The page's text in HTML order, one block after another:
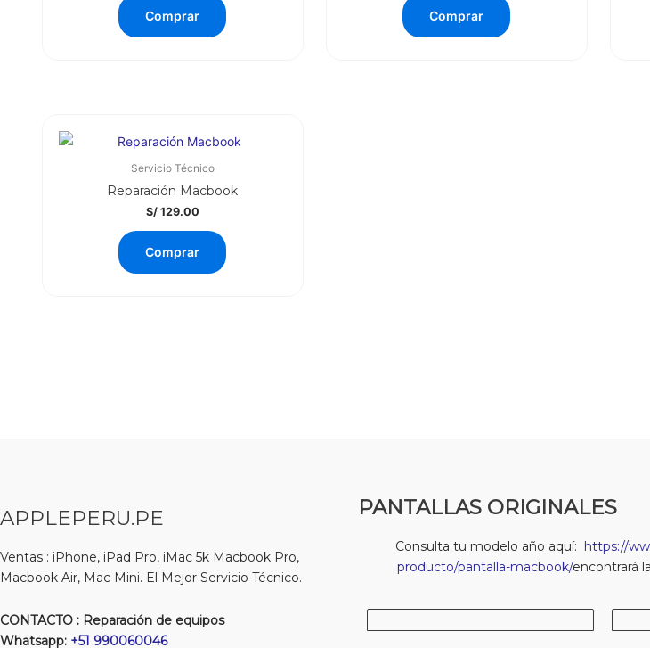
Comprar Comprar
Servicio Técnico
Reparación Macbook
S/129.00
Comprar
APPLEPERU.PE
Ventas : iPhone, iPad Pro, iMac 5k Macbook Pro,
Macbook Air, Mac Mini. El Mejor Servicio Técnico.
CONTACTO : Reparación de equipos
Whatsapp: +51 990060046
PANTALLAS ORIGINALES
Consulta tu modelo año aquí: https://
producto/pantalla-macbook/encontrará